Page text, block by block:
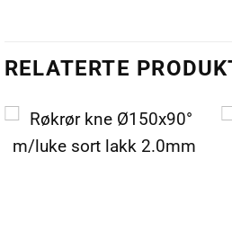
RELATERTE